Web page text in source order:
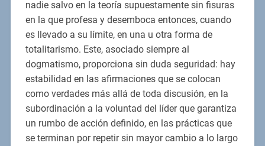
nadie salvo en la teoría supuestamente sin fisuras
en la que profesa y desemboca entonces, cuando
es llevado a su límite, en una u otra forma de
totalitarismo. Este, asociado siempre al
dogmatismo, proporciona sin duda seguridad: hay
estabilidad en las afirmaciones que se colocan
como verdades más allá de toda discusión, en la
subordinación a la voluntad del líder que garantiza
un rumbo de acción definido, en las prácticas que
se terminan por repetir sin mayor cambio a lo largo